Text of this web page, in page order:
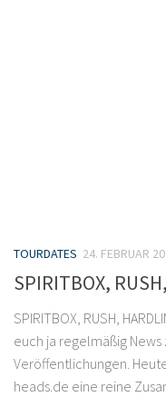
TOURDATES 24. FEBRUAR
SPIRITBOX,
SPIRITBOX, RUSH,
euch ja regelmäßig
Veröffentlichungen.
heads.de eine reine